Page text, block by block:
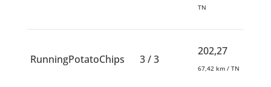
TN
RunningPotatoChips 3 / 3
202,27
67,42 km / TN